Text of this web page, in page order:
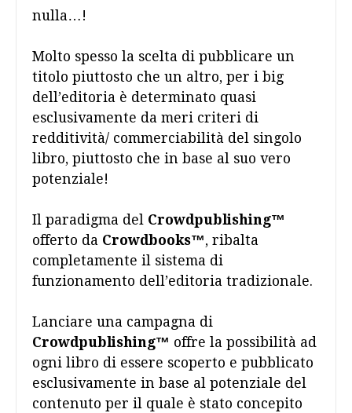
nulla…!
Molto spesso la scelta di pubblicare un
titolo piuttosto che un altro, per i big
dell’editoria è determinato quasi
esclusivamente da meri criteri di
redditività/ commerciabilità del singolo
libro, piuttosto che in base al suo vero
potenziale!
Il paradigma del Crowdpublishing™
offerto da Crowdbooks™, ribalta
completamente il sistema di
funzionamento dell’editoria tradizionale.
Lanciare una campagna di
Crowdpublishing™ offre la possibilità ad
ogni libro di essere scoperto e pubblicato
esclusivamente in base al potenziale del
contenuto per il quale è stato concepito